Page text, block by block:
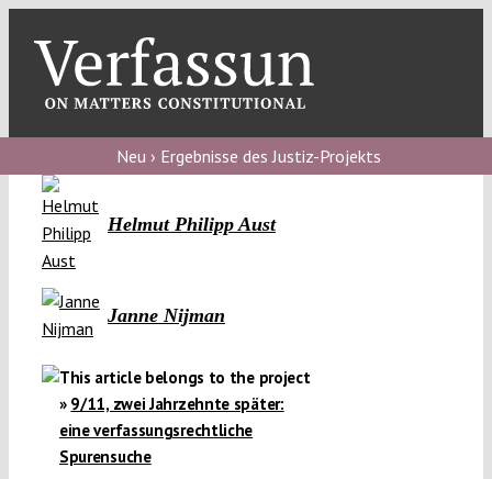
content
blog
Verfassungs
debate
podcast
editorial
About
Neu › Ergebnisse des Justiz-Projekts
Helmut Philipp Aust
Janne Nijman
This article belongs to the project
» 9/11, zwei Jahrzehnte später:
eine verfassungsrechtliche
Spurensuche